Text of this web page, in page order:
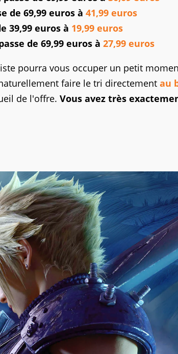
de 69,99 euros à 41,99 euros
39,99 euros à 19,99 euros
de 69,99 euros à 27,99 euros
pourra vous occuper un petit
faire le tri directement au
de l'offre. Vous avez très